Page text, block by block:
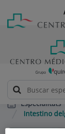
contingut
Especialitats
Intestino